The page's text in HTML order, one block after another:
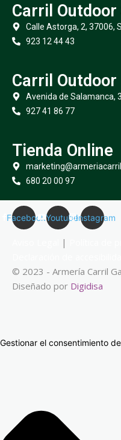
Carril
Calle Astorga, 2, 37006,
923 12 44 43
Carril
Avenida de Salamanca,
927 41 86 77
Tienda Online
680 20 00 97
FacebookYoutubeInstagram
|
© 2023 - Armería Carril
Diseñado por Digidisa
Gestionar el consentimiento